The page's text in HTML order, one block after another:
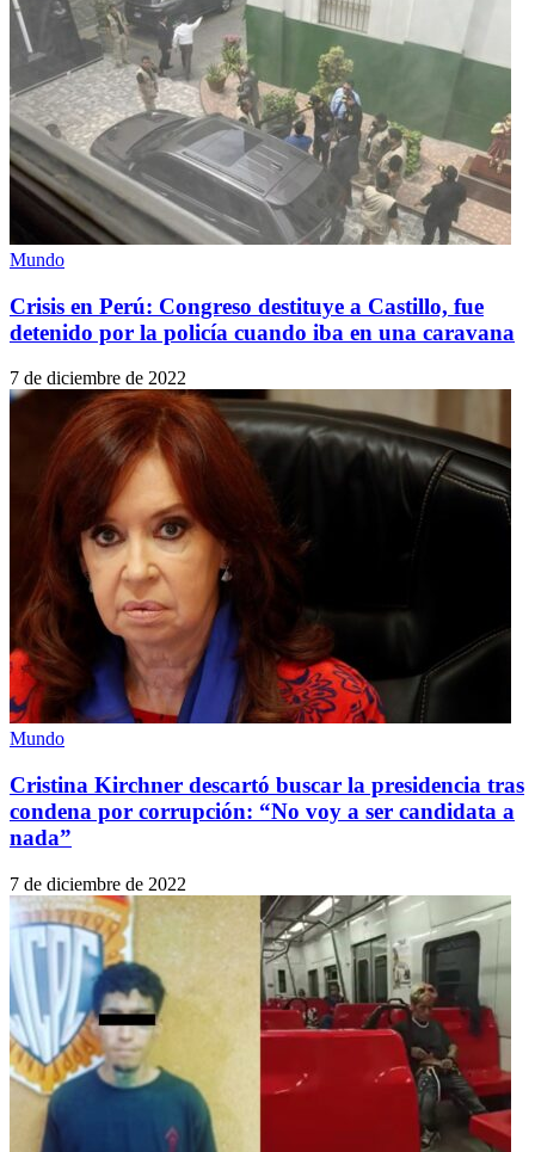
Mundo
Crisis en Perú: Congreso destituye a Castillo, fue
detenido por la policía cuando iba en una caravana
7 de diciembre de 2022
Mundo
Cristina Kirchner descartó buscar la presidencia tras
condena por corrupción: “No voy a ser candidata a
nada”
7 de diciembre de 2022